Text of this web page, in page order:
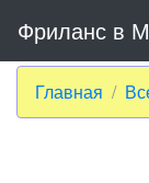
Фриланс в
Главная